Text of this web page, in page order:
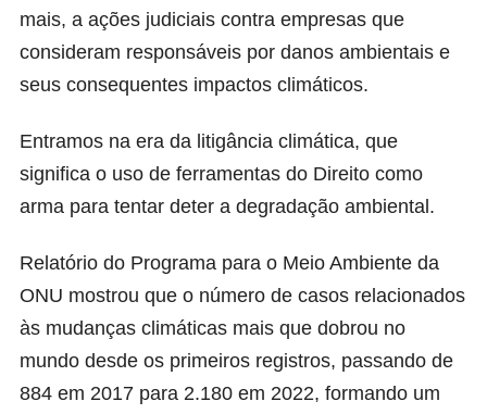
mais, a ações judiciais contra empresas que
consideram responsáveis por danos ambientais e
seus consequentes impactos climáticos.
Entramos na era da litigância climática, que
significa o uso de ferramentas do Direito como
arma para tentar deter a degradação ambiental.
Relatório do Programa para o Meio Ambiente da
ONU mostrou que o número de casos relacionados
às mudanças climáticas mais que dobrou no
mundo desde os primeiros registros, passando de
884 em 2017 para 2.180 em 2022, formando um